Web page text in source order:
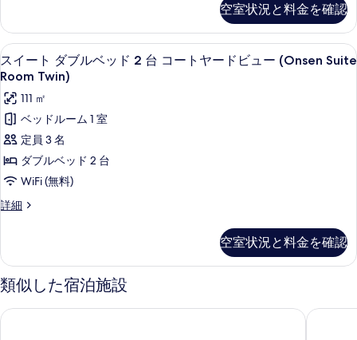
て
の
写
真
を
表
示
す
る
詳
1
台
コ
ー
ト
ヤ
ー
ド
ビ
ュ
Suite
Room
King)
キ
ン
グ
ベ
ド
台
コ
ー
ヤ
ー
ド
ー
Suite
King)
空室状況と料金を確認
ス
イ
ー
ト
ダ
ブ
ル
ベ
2
台
コ
ー
スイート ダブルベッド 2 台 コート
9
スイート ダブルベッド 2 台 コートヤードビュー (Onsen Suite
Room Twin)
111 ㎡
ベッドルーム 1 室
定員 3 名
ダブルベッド 2 台
WiFi (無料)
詳細
ス
ダ
ブ
ル
ッ
空室状況と料金を確認
類似した宿泊施設
ヒルトン京都 エース